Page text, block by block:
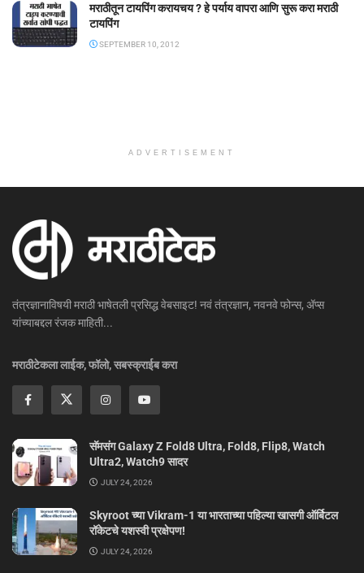
मराठीतून टायपिंग करायचय ? हे पर्याय वापरा आणि सुरू करा मराठी
टायपिंग
SEPTEMBER 10, 2012
ADVERTISEMENT
तंत्रज्ञानाविषयी मराठी भाषेतली प्रसिद्ध वेबसाइट! नवं तंत्रज्ञान, नवनवे फोन्स, ॲप्स
यांच्याबद्दल रंजक माहिती...
मराठीटेकला लाईक, फॉलो, सबस्क्राईब करा
सॅमसंग Galaxy Z Fold8 Ultra, Fold8, Flip8, Watch
Ultra2, Watch9 सादर
JULY 24, 2026
Skyroot च्या Vikram-1 या भारताच्या पहिल्या खासगी ऑर्बिटल
रॉकेटचे यशस्वी प्रक्षेपण!
JULY 24, 2026